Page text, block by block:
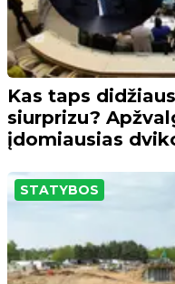
Kas taps
siurprizu?
įdomiausias
STATYBOS